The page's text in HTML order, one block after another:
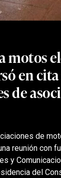
motos
en
de
de
reunión con
y
del